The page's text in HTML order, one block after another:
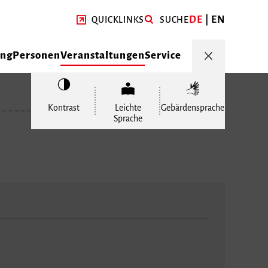
QUICKLINKS SUCHEDE EN
PersonenVeranstaltungenService
Kontrast
Leichte
Sprache
Gebärdensprache